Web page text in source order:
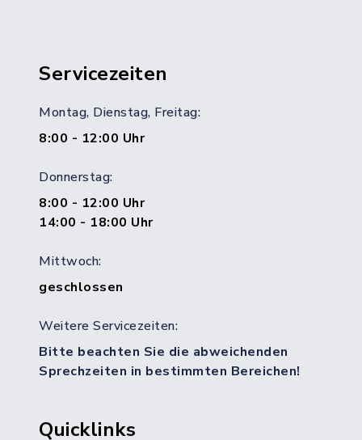
Servicezeiten
Montag, Dienstag, Freitag:
8:00 - 12:00 Uhr
Donnerstag:
8:00 - 12:00 Uhr
14:00 - 18:00 Uhr
Mittwoch:
geschlossen
Weitere Servicezeiten:
Bitte beachten Sie die abweichenden
Sprechzeiten in bestimmten Bereichen!
Quicklinks